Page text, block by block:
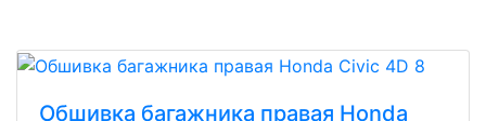
Обшивка багажника правая Honda